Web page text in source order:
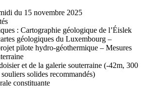
du 15 novembre 2025
: Cartographie géologique de l’Éislek
géologiques du Luxembourg –
pilote hydro-géothermique – Mesures
et de la galerie souterraine (-42m, 300
solides recommandés)
constituante